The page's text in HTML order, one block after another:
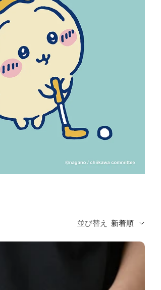
並び替え 新着順